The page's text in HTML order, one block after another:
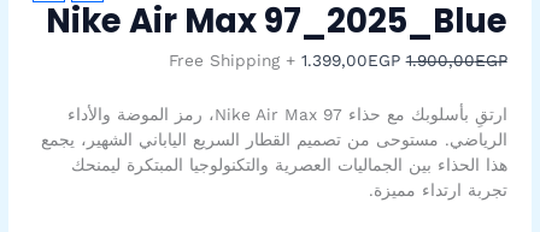
Nike Air Max 97_2025_Blue
1.900,00EGP
الأصلي
هو:
1.900,00EGP.
1.399,00EGP
الحالي
هو:
1.399,00EGP.
+ Free Shipping
ارتقِ بأسلوبك مع حذاء Nike Air Max 97، رمز الموضة والأداء
الرياضي. مستوحى من تصميم القطار السريع الياباني الشهير، يجمع
هذا الحذاء بين الجماليات العصرية والتكنولوجيا المبتكرة ليمنحك
تجربة ارتداء مميزة.
Nike
Air
Max